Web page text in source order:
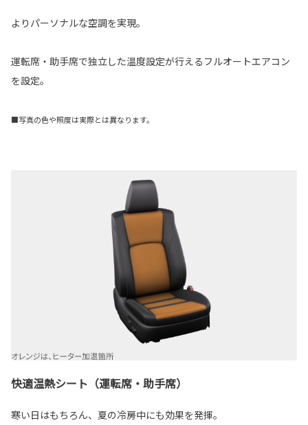
よりパーソナルな空調を実現。
運転席・助手席で独立した温度設定が行えるフルオートエアコン
を設定。
■写真の色や照度は実際とは異なります。
快適温熱シート（運転席・助手席）
寒い日はもちろん、夏の冷房中にも効果を発揮。